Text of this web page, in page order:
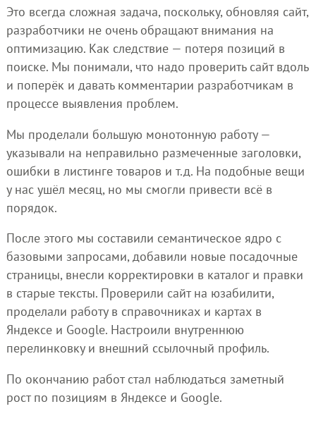
Это всегда сложная задача, поскольку, обновляя сайт,
разработчики не очень обращают внимания на
оптимизацию. Как следствие — потеря позиций в
поиске. Мы понимали, что надо проверить сайт вдоль
и поперёк и давать комментарии разработчикам в
процессе выявления проблем.
Мы проделали большую монотонную работу —
указывали на неправильно размеченные заголовки,
ошибки в листинге товаров и т.д. На подобные вещи
у нас ушёл месяц, но мы смогли привести всё в
порядок.
После этого мы составили семантическое ядро с
базовыми запросами, добавили новые посадочные
страницы, внесли корректировки в каталог и правки
в старые тексты. Проверили сайт на юзабилити,
проделали работу в справочниках и картах в
Яндексе и Google. Настроили внутреннюю
перелинковку и внешний ссылочный профиль.
По окончанию работ стал наблюдаться заметный
рост по позициям в Яндексе и Google.